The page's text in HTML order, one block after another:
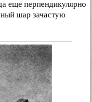
еще перпендикулярно
шар зачастую